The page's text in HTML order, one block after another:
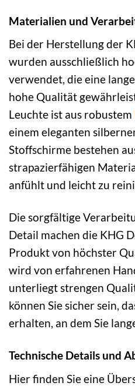
Materialien und
Bei der Herstellung der
wurden ausschließlich
verwendet, die eine
hohe Qualität
Leuchte ist aus robustem
einem eleganten
Stoffschirme bestehen
strapazierfähigen
anfühlt und leicht zu
Die sorgfältige
Detail machen die KHG
Produkt von höchster
wird von erfahrenen
unterliegt strengen
können Sie sicher sein,
erhalten, an dem Sie
Technische Details und
Hier finden Sie eine